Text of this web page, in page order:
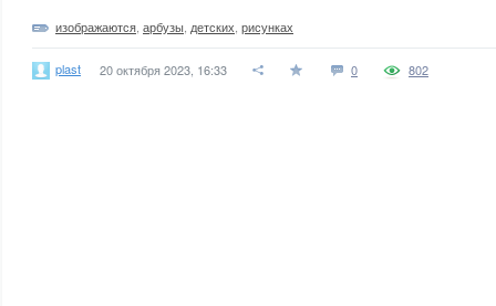
изображаются арбузы детских рисунках
plast 20 октября 2023, 16:33 0 802